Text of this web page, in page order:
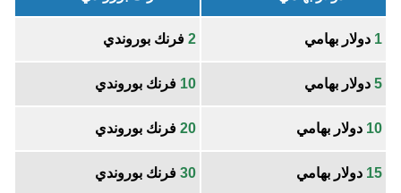
1 دولار بهامي 2 فرنك بوروندي
5 دولار بهامي 10 فرنك بوروندي
10 دولار بهامي 20 فرنك بوروندي
15 دولار بهامي 30 فرنك بوروندي